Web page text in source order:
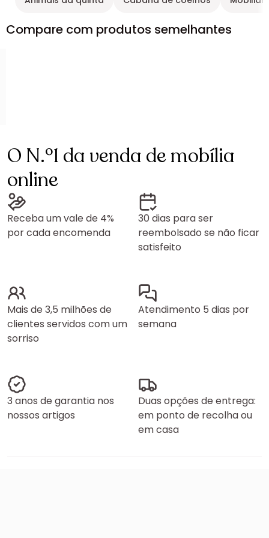
Compare com produtos semelhantes
O N.º1 da venda de mobília
online
Receba um vale de 4%
por cada encomenda
30 dias para ser
reembolsado se não ficar
satisfeito
Mais de 3,5 milhões de
clientes servidos com um
sorriso
Atendimento 5 dias por
semana
3 anos de garantia nos
nossos artigos
Duas opções de entrega:
em ponto de recolha ou
em casa